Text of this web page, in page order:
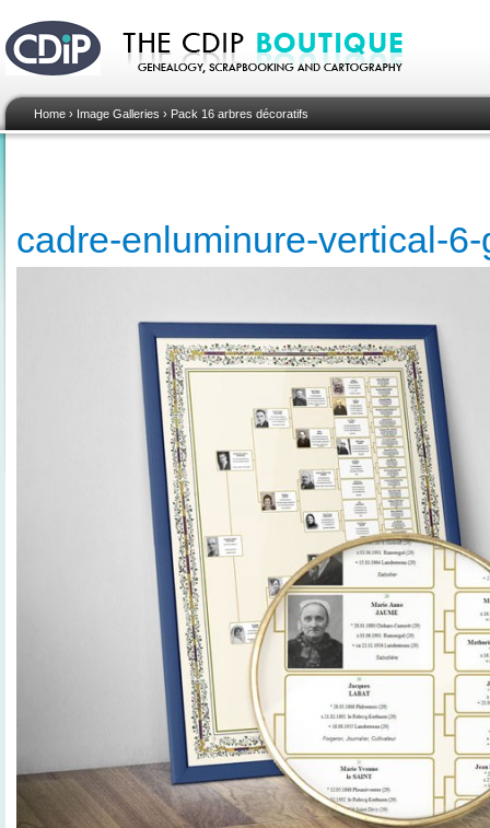
Home › Image Galleries › Pack 16 arbres décoratifs
cadre-enluminure-vertical-